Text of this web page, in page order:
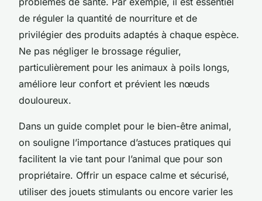
de réguler la quantité de nourriture et de
privilégier des produits adaptés à chaque espèce.
Ne pas négliger le brossage régulier,
particulièrement pour les animaux à poils longs,
améliore leur confort et prévient les nœuds
douloureux.
Dans un guide complet pour le bien-être animal,
on souligne l’importance d’astuces pratiques qui
facilitent la vie tant pour l’animal que pour son
propriétaire. Offrir un espace calme et sécurisé,
utiliser des jouets stimulants ou encore varier les